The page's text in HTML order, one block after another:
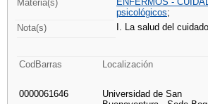
Materia(s)
psicológicos;
Nota(s)
I. La salud del
CodBarras Localización
0000061646
Universidad de San